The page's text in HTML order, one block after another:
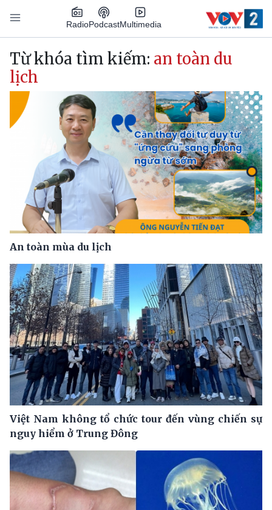
Nhảy đến nội dung
RadioPodcastMultimedia
Main navigation
Từ khóa tìm kiếm: an toàn du
lịch
An toàn mùa du lịch
Việt Nam không tổ chức tour đến vùng chiến sự
nguy hiểm ở Trung Đông